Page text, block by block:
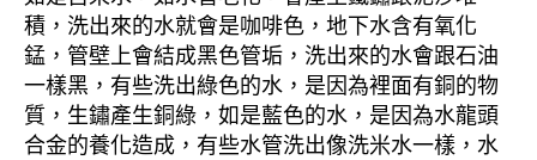
積，洗出來的水就會是咖啡色，地下水含有氧化
錳，管壁上會結成黑色管垢，洗出來的水會跟石油
一樣黑，有些洗出綠色的水，是因為裡面有銅的物
質，生鏽產生銅綠，如是藍色的水，是因為水龍頭
合金的養化造成，有些水管洗出像洗米水一樣，水